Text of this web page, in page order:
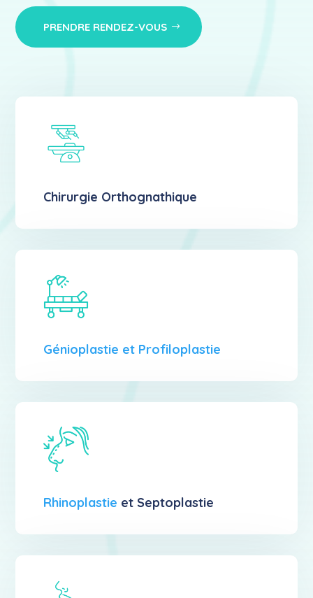
PRENDRE RENDEZ-VOUS
Chirurgie Orthognathique
Génioplastie et Profiloplastie
Rhinoplastie et Septoplastie